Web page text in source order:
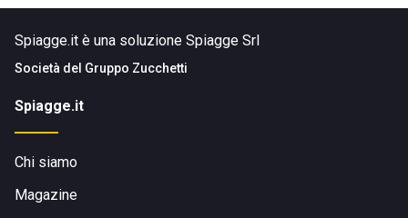
Spiagge.it è una soluzione Spiagge Srl
Società del Gruppo Zucchetti
Spiagge.it
Chi siamo
Magazine